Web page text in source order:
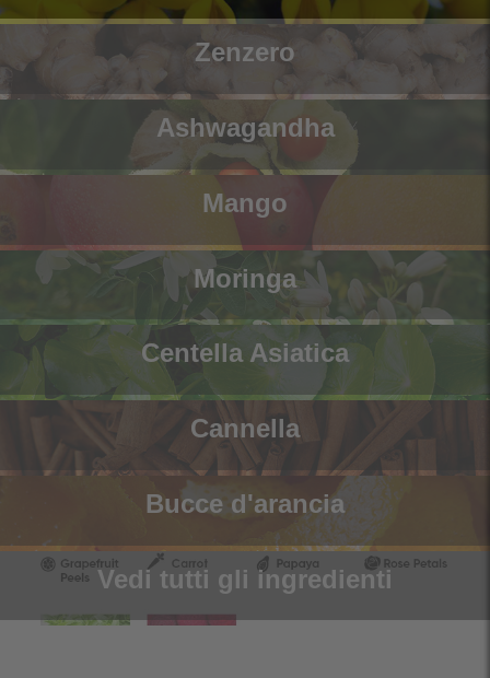
Zenzero
Ashwagandha
Mango
Moringa
Centella Asiatica
Cannella
Bucce d'arancia
Vedi tutti gli ingredienti